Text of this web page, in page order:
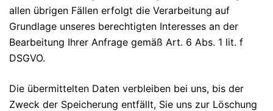
allen übrigen Fällen erfolgt die Verarbeitung auf
Grundlage unseres berechtigten Interesses an der
Bearbeitung Ihrer Anfrage gemäß Art. 6 Abs. 1 lit. f
DSGVO.
Die übermittelten Daten verbleiben bei uns, bis der
Zweck der Speicherung entfällt, Sie uns zur Löschung